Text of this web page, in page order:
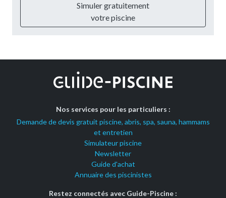
Simuler gratuitement
votre piscine
Nos services pour les particuliers :
Demande de devis gratuit piscine, abris, spa, sauna, hammams
et entretien
Simulateur piscine
Newsletter
Guide d'achat
Annuaire des piscinistes
Restez connectés avec Guide-Piscine :